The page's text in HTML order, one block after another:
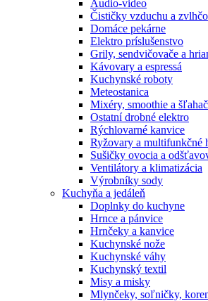
Audio-video
Čističky vzduchu a
Domáce pekárne
Elektro príslušenstvo
Grily, sendvičovače a
Kávovary a espressá
Kuchynské roboty
Meteostanica
Mixéry, smoothie a
Ostatní drobné elektro
Rýchlovarné kanvice
Ryžovary a multifunkčné
Sušičky ovocia a
Ventilátory a klimatizácia
Výrobníky sody
Kuchyňa a jedáleň
Doplnky do kuchyne
Hrnce a pánvice
Hrnčeky a kanvice
Kuchynské nože
Kuchynské váhy
Kuchynský textil
Misy a misky
Mlynčeky, soľničky,